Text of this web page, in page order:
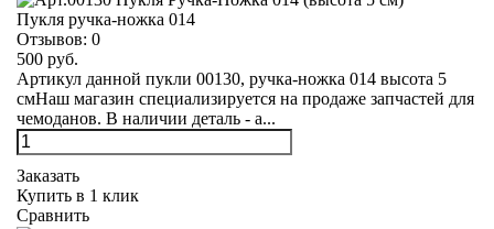
Пукля ручка-ножка 014
Отзывов: 0
500 руб.
Артикул данной пукли 00130, ручка-ножка 014 высота 5
смНаш магазин специализируется на продаже запчастей для
чемоданов. В наличии деталь - а...
Заказать
Купить в 1 клик
Сравнить